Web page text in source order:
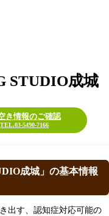
STUDIO成城
き情報のご確認
TEL.03-5490-7166
成城」の基本情報
出す、認知症対応可能の